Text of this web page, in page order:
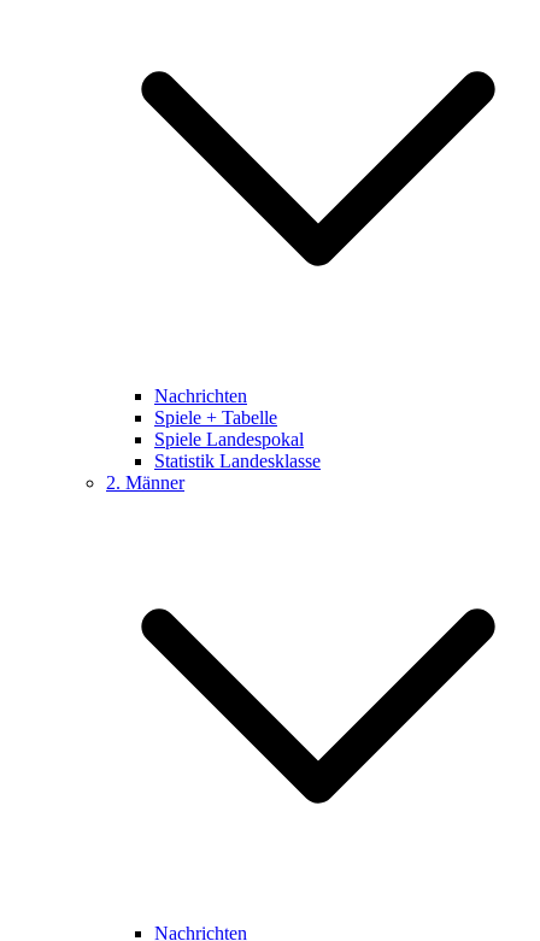
Nachrichten
Spiele + Tabelle
Spiele Landespokal
Statistik Landesklasse
2. Männer
Nachrichten